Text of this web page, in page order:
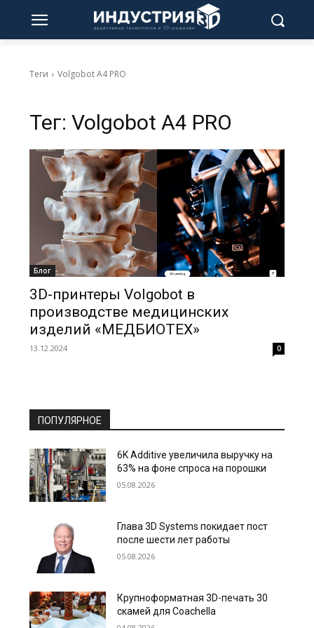
Теги Volgobot A4 PRO
Тег:Volgobot A4 PRO
Блог
3D-принтеры Volgobot в
производстве медицинских
изделий «МЕДБИОТЕХ»
13.12.2024 0
ПОПУЛЯРНОЕ
6K Additive увеличила выручку на
63% на фоне спроса на порошки
05.08.2026
Глава 3D Systems покидает пост
после шести лет работы
05.08.2026
Крупноформатная 3D-печать 30
скамей для Coachella